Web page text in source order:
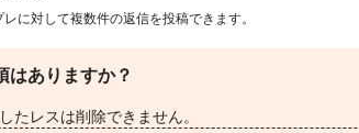
に対して複数件の返信を投稿できます。
はありますか？
たレスは削除できません。